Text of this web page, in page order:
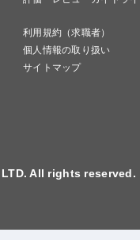
利用規約（求職者）
個人情報の取り扱い
サイトマップ
LTD. All rights reserved.